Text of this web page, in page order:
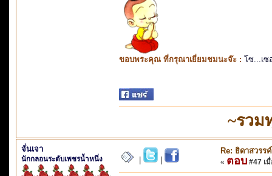
ขอบพระคุณ ที่กรุณาเยี่ยมชมนะจ๊ะ : โซ...เซ
~รวม
จั่นเจา
นักกลอนระดับเพชรน้ำหนึ่ง
Re: ธิดาสวร
« ตอบ #47 เ